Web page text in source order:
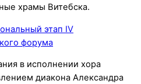
храмы Витебска.
в исполнении хора
диакона Александра